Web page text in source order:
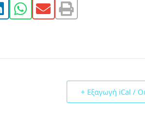
+ Εξαγωγή iCal /